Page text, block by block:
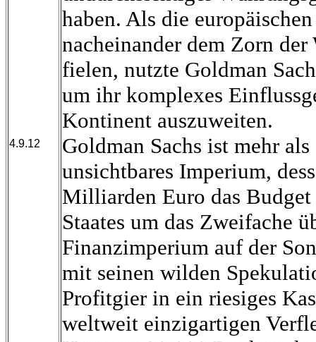
4.9.12
haben. Als die
nacheinander dem Zorn
fielen, nutzte Goldman
um ihr komplexes
Kontinent auszuweiten.
Goldman Sachs ist mehr
unsichtbares Imperium,
Milliarden Euro das Budget
Staates um das Zweifache
Finanzimperium auf der
mit seinen wilden
Profitgier in ein riesiges
weltweit einzigartigen